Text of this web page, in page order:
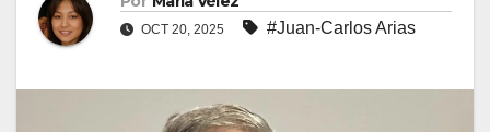
OCT 20, 2025 #Juan-Carlos Arias